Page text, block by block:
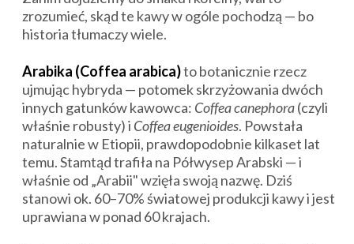
zrozumieć, skąd te kawy w ogóle pochodzą — bo
historia tłumaczy wiele.
Arabika (Coffea arabica)to botanicznie rzecz
ujmując hybryda — potomek skrzyżowania dwóch
innych gatunków kawowca: Coffea canephora(czyli
właśnie robusty) i Coffea eugenioides. Powstała
naturalnie w Etiopii, prawdopodobnie kilkaset lat
temu. Stamtąd trafiła na Półwysep Arabski — i
właśnie od „Arabii" wzięła swoją nazwę. Dziś
stanowi ok. 60–70% światowej produkcji kawy i jest
uprawiana w ponad 60 krajach.